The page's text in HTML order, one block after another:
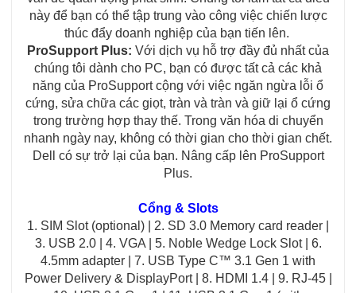
này để bạn có thể tập trung vào công việc chiến lược
thúc đẩy doanh nghiệp của bạn tiến lên.
ProSupport Plus: Với dịch vụ hỗ trợ đầy đủ nhất của
chúng tôi dành cho PC, bạn có được tất cả các khả
năng của ProSupport cộng với việc ngăn ngừa lỗi ổ
cứng, sửa chữa các giọt, tràn và tràn và giữ lại ổ cứng
trong trường hợp thay thế. Trong văn hóa di chuyển
nhanh ngày nay, không có thời gian cho thời gian chết.
Dell có sự trở lại của bạn. Nâng cấp lên ProSupport
Plus.
Cổng & Slots
1. SIM Slot (optional) | 2. SD 3.0 Memory card reader |
3. USB 2.0 | 4. VGA | 5. Noble Wedge Lock Slot | 6.
4.5mm adapter | 7. USB Type C™ 3.1 Gen 1 with
Power Delivery & DisplayPort | 8. HDMI 1.4 | 9. RJ-45 |